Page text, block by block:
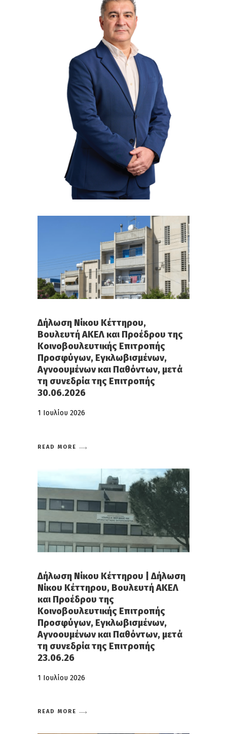
Δήλωση Νίκου Κέττηρου,
Βουλευτή ΑΚΕΛ και Προέδρου της
Κοινοβουλευτικής Επιτροπής
Προσφύγων, Εγκλωβισμένων,
Αγνοουμένων και Παθόντων, μετά
τη συνεδρία της Επιτροπής
30.06.2026
1 Ιουλίου 2026
READ MORE
Δήλωση Νίκου Κέττηρου | Δήλωση
Νίκου Κέττηρου, Βουλευτή ΑΚΕΛ
και Προέδρου της
Κοινοβουλευτικής Επιτροπής
Προσφύγων, Εγκλωβισμένων,
Αγνοουμένων και Παθόντων, μετά
τη συνεδρία της Επιτροπής
23.06.26
1 Ιουλίου 2026
READ MORE